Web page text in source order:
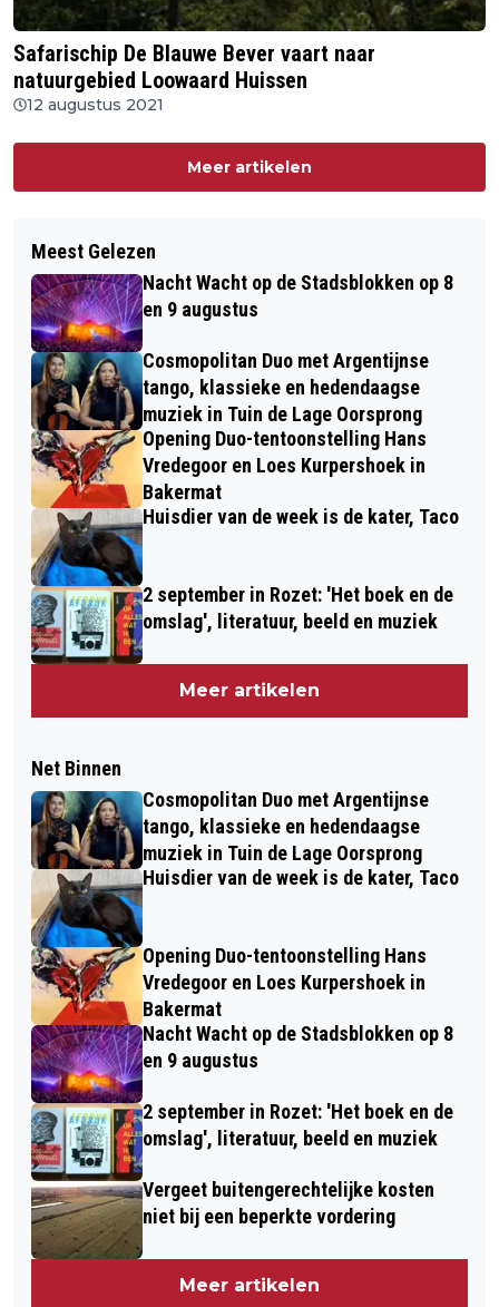
Safarischip De Blauwe Bever vaart naar
natuurgebied Loowaard Huissen
12 augustus 2021
Meer artikelen
Meest Gelezen
Nacht Wacht op de Stadsblokken op 8
en 9 augustus
Cosmopolitan Duo met Argentijnse
tango, klassieke en hedendaagse
muziek in Tuin de Lage Oorsprong
Opening Duo-tentoonstelling Hans
Vredegoor en Loes Kurpershoek in
Bakermat
Huisdier van de week is de kater, Taco
2 september in Rozet: 'Het boek en de
omslag', literatuur, beeld en muziek
Meer artikelen
Net Binnen
Cosmopolitan Duo met Argentijnse
tango, klassieke en hedendaagse
muziek in Tuin de Lage Oorsprong
Huisdier van de week is de kater, Taco
Opening Duo-tentoonstelling Hans
Vredegoor en Loes Kurpershoek in
Bakermat
Nacht Wacht op de Stadsblokken op 8
en 9 augustus
2 september in Rozet: 'Het boek en de
omslag', literatuur, beeld en muziek
Vergeet buitengerechtelijke kosten
niet bij een beperkte vordering
Meer artikelen